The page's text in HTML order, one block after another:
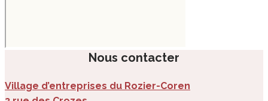
Nous contacter
Village d’entreprises du Rozier-Coren